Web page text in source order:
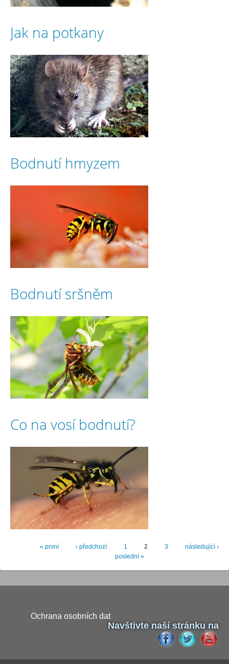
Jak na potkany
Bodnutí hmyzem
Bodnutí sršněm
Co na vosí bodnutí?
Stránky« první ‹ předchozí 1 2 3
následující ›
poslední »
Ochrana osobních dat
Navštivte naší stránku na